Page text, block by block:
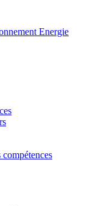
Energie